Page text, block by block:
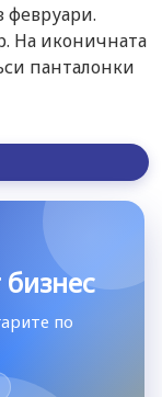
февруари.
На иконичната
панталонки
по